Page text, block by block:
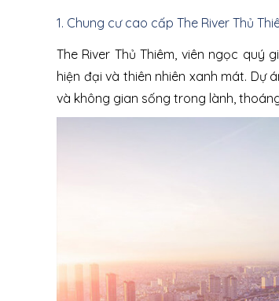
1. Chung cư cao cấp The River Thủ
The River Thủ Thiêm, viên ngọc quý
hiện đại và thiên nhiên xanh mát. Dự
và không gian sống trong lành,